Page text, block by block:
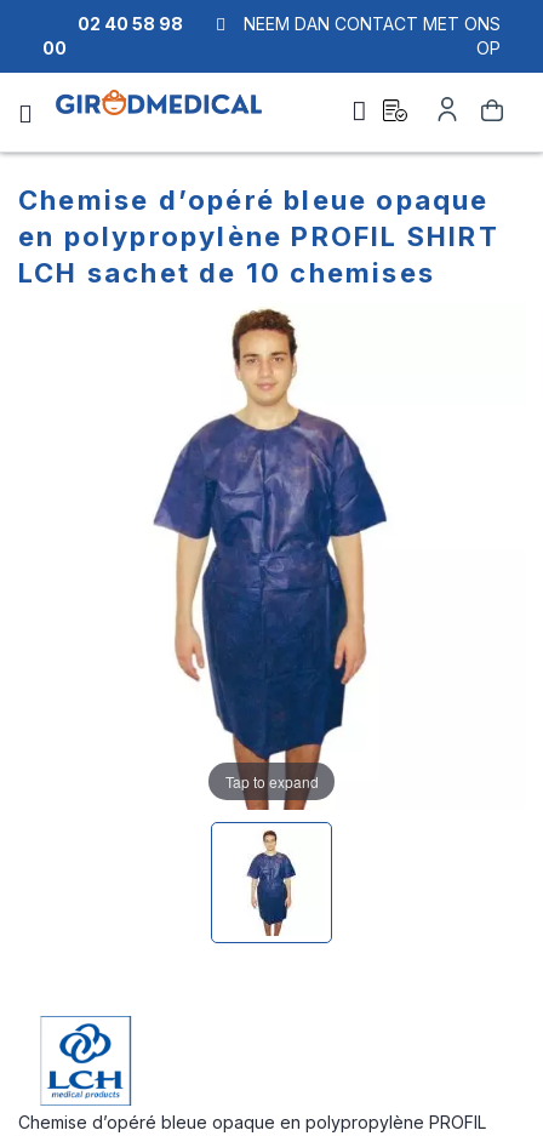
02 40 58 98
00
NEEM DAN CONTACT MET ONS
OP
Zoek
quote
Chemise d’opéré bleue opaque
en polypropylène PROFIL SHIRT
LCH sachet de 10 chemises
Chemise d’opéré bleue opaque en polypropylène PROFIL
Tap to expand